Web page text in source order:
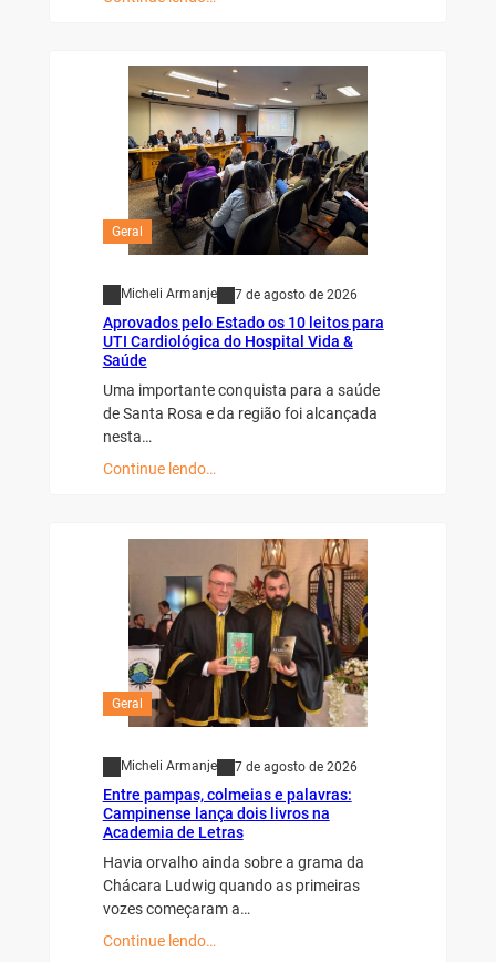
Geral
Micheli Armanje 7 de agosto de 2026
Aprovados pelo Estado os 10 leitos para
UTI Cardiológica do Hospital Vida &
Saúde
Uma importante conquista para a saúde
de Santa Rosa e da região foi alcançada
nesta…
Continue lendo…
Geral
Micheli Armanje 7 de agosto de 2026
Entre pampas, colmeias e palavras:
Campinense lança dois livros na
Academia de Letras
Havia orvalho ainda sobre a grama da
Chácara Ludwig quando as primeiras
vozes começaram a…
Continue lendo…